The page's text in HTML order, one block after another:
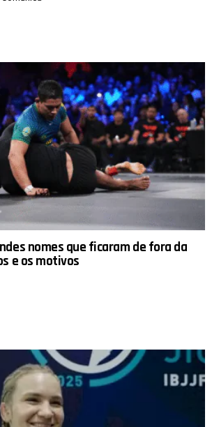
nomes que ficaram de fora da
e os motivos